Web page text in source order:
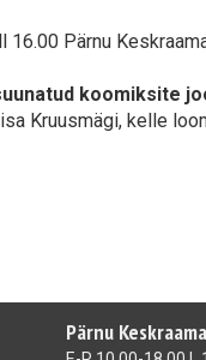
16.00 Pärnu
koomiksite
Kruusmägi, kelle
Pärnu